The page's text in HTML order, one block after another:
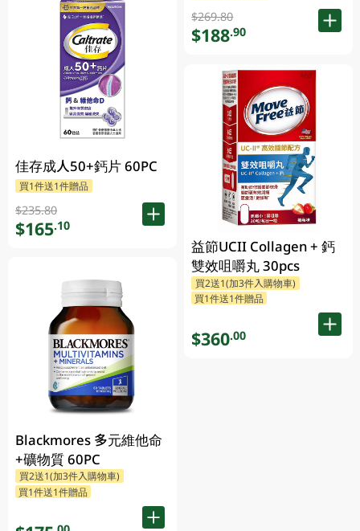
佳存成人50+鈣片 60PC
買1件送1件贈品
$235.80
$165.10
Blackmores 多元維他命
+礦物質 60PC
買2送1(加3件入購物車)
買1件送1件贈品
$269.80
$188.90
益節UCII Collagen + 鈣
雙效咀嚼丸 30pcs
買2送1(加3件入購物車)
買1件送1件贈品
$360.00